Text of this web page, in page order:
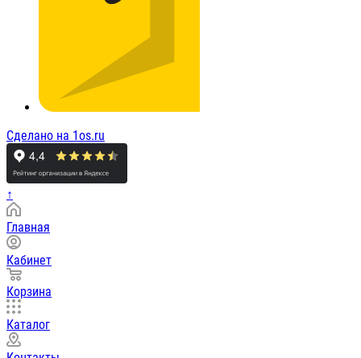
Сделано на 1os.ru
↑
Главная
Кабинет
Корзина
Каталог